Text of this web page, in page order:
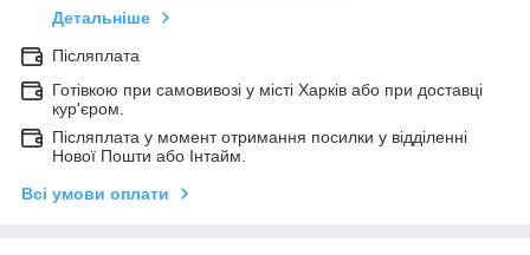
Детальніше
Післяплата
Готівкою при самовивозі у місті Харків або при доставці
кур'єром.
Післяплата у момент отримання посилки у відділенні
Нової Пошти або Інтайм.
Всі умови оплати